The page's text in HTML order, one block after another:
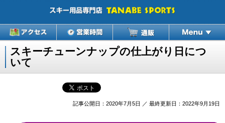
スキーチューンナップの仕上がり日につ
いて
記事公開日：2020年7月5日 ／ 最終更新日：2022年9月19日